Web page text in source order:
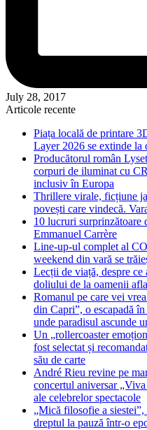
July 28, 2017
Articole recente
Piața locală de printare
Layer 2026 se extinde la
Producătorul român
corpuri de iluminat cu
inclusiv în Europa
Thrillere virale, ficțiune
povești care vindecă.
10 lucruri surprinzătoare
Emmanuel Carrère
Line-up-ul complet al
weekend din vară se
Lecții de viață, despre
doliului de la oamenii
Romanul pe care vei
din Capri”, o escapadă
unde paradisul ascunde
Un „rollercoaster
fost selectat și
său de carte
André Rieu revine pe
concertul aniversar
ale celebrelor spectacole
„Mică filosofie a
dreptul la pauză într-o